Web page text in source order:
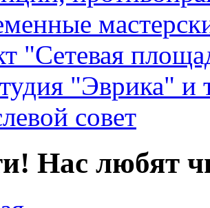
"Сетевая
"Эврика" и
совет
Нас любят